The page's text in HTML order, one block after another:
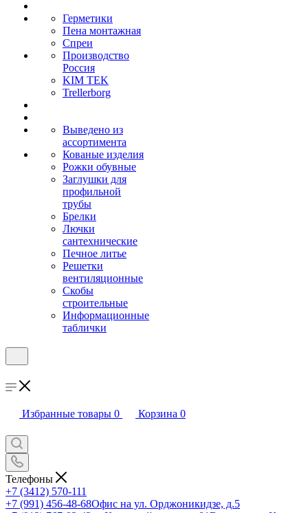
Герметики
Пена монтажная
Спреи
Производство
Россия
KIM TEK
Trellerborg
Выведено из
ассортимента
Кованые изделия
Рожки обувные
Заглушки для
профильной
трубы
Брелки
Лючки
сантехнические
Печное литье
Решетки
вентиляционные
Скобы
строительные
Информационные
таблички
Избранные товары 0 Корзина 0
Телефоны
+7 (3412) 570-111
+7 (991) 456-48-68Офис на ул. Орджоникидзе, д.5